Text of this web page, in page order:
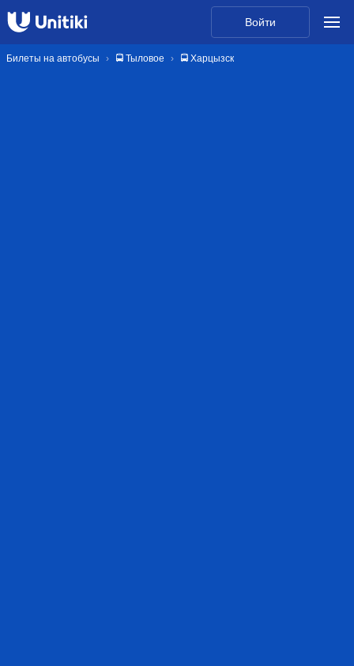
Войти
Билеты на автобусы 🚍 Тыловое 🚍 Харцызск